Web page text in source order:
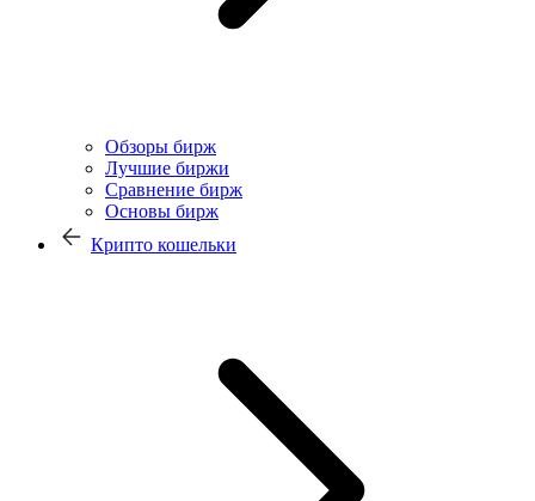
Обзоры бирж
Лучшие биржи
Сравнение бирж
Основы бирж
Крипто кошельки